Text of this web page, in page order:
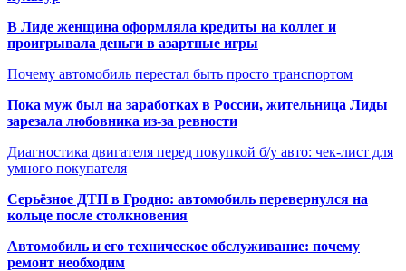
В Лиде женщина оформляла кредиты на коллег и
проигрывала деньги в азартные игры
Почему автомобиль перестал быть просто транспортом
Пока муж был на заработках в России, жительница Лиды
зарезала любовника из-за ревности
Диагностика двигателя перед покупкой б/у авто: чек-лист для
умного покупателя
Серьёзное ДТП в Гродно: автомобиль перевернулся на
кольце после столкновения
Автомобиль и его техническое обслуживание: почему
ремонт необходим